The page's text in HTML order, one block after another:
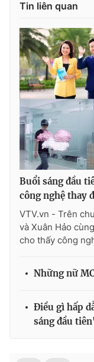
Tin liên quan
Buổi sáng đầu
công nghệ thay
VTV.vn - Trên
và Xuân Hảo
cho thấy công
Những nữ
Điều gì hấp
sáng đầu